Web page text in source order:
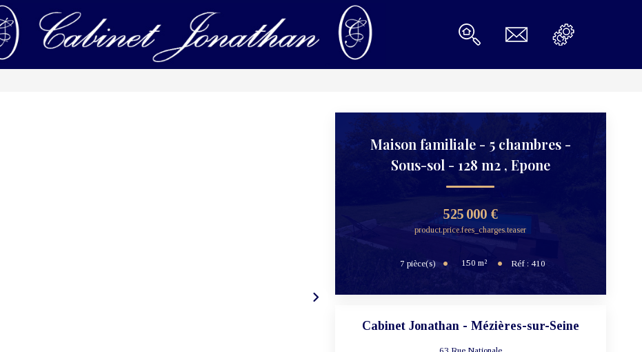
Maison familiale - 5 chambres -
Sous-sol - 128 m2 , Epone
525 000 €
product.price.fees_charges.teaser
7 pièce(s) 150 m² Réf : 410
Cabinet Jonathan - Mézières-sur-Seine
63 Rue Nationale